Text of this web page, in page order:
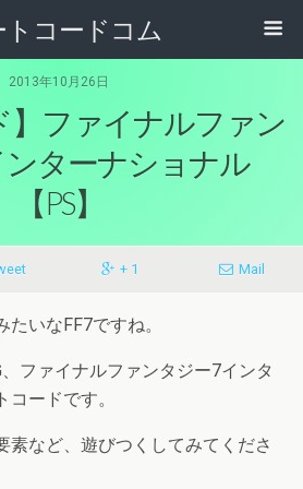
トコードコム
2013年10月26日
】ファイナルファン
ターナショナル
【PS】
+ 1 Mail
いなFF7ですね。
ファイナルファンタジー7インタ
ードです。
素など、遊びつくしてみてくださ